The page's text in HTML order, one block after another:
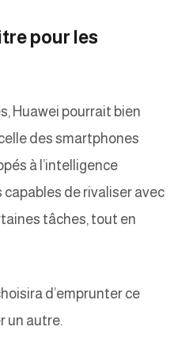
pour les
Huawei pourrait bien
des smartphones
à l’intelligence
de rivaliser avec
tâches, tout en
d’emprunter ce
un autre.